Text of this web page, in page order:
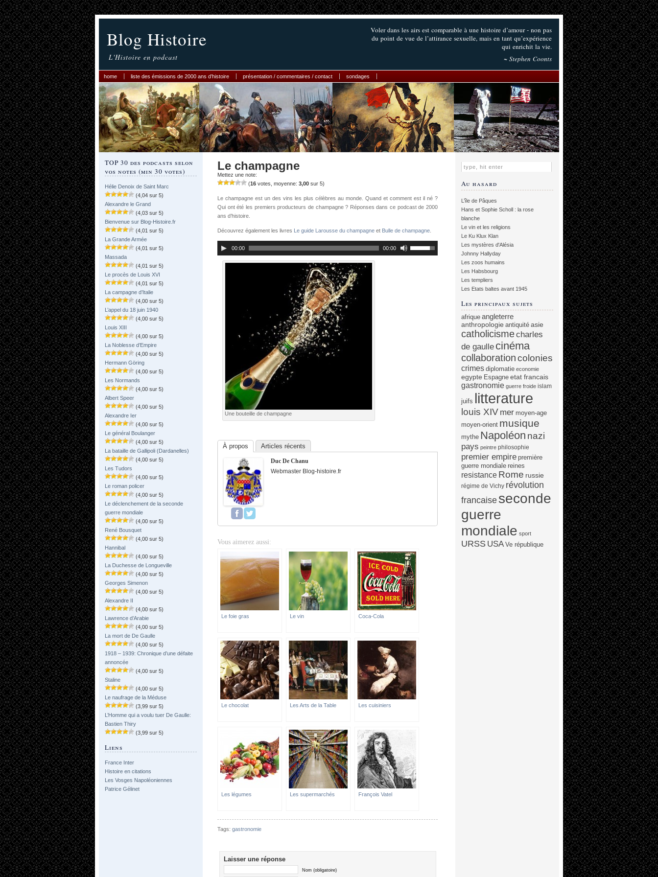
Blog Histoire
L'Histoire en podcast
Voler dans les airs est comparable à une histoire d’amour - non pas
du point de vue de l’attirance sexuelle, mais en tant qu’expérience
qui enrichit la vie.
~ Stephen Coonts
home liste des émissions de 2000 ans d’histoire présentation / commentaires / contact sondages
TOP 30 des podcasts selon
vos notes (min 30 votes)
Hélie Denoix de Saint Marc
(4,04 sur 5)
Alexandre le Grand
(4,03 sur 5)
Bienvenue sur Blog-Histoire.fr
(4,01 sur 5)
La Grande Armée
(4,01 sur 5)
Massada
(4,01 sur 5)
Le procès de Louis XVI
(4,01 sur 5)
La campagne d’Italie
(4,00 sur 5)
L’appel du 18 juin 1940
(4,00 sur 5)
Louis XIII
(4,00 sur 5)
La Noblesse d’Empire
(4,00 sur 5)
Hermann Göring
(4,00 sur 5)
Les Normands
(4,00 sur 5)
Albert Speer
(4,00 sur 5)
Alexandre Ier
(4,00 sur 5)
Le général Boulanger
(4,00 sur 5)
La bataille de Gallipoli (Dardanelles)
(4,00 sur 5)
Les Tudors
(4,00 sur 5)
Le roman policer
(4,00 sur 5)
Le déclenchement de la seconde
guerre mondiale
(4,00 sur 5)
René Bousquet
(4,00 sur 5)
Hannibal
(4,00 sur 5)
La Duchesse de Longueville
(4,00 sur 5)
Georges Simenon
(4,00 sur 5)
Alexandre II
(4,00 sur 5)
Lawrence d’Arabie
(4,00 sur 5)
La mort de De Gaulle
(4,00 sur 5)
1918 – 1939: Chronique d’une défaite
annoncée
(4,00 sur 5)
Staline
(4,00 sur 5)
Le naufrage de la Méduse
(3,99 sur 5)
L’Homme qui a voulu tuer De Gaulle:
Bastien Thiry
(3,99 sur 5)
Liens
France Inter
Histoire en citations
Les Vosges Napoléoniennes
Patrice Gélinet
Le champagne
Mettez une note:
(16 votes, moyenne: 3,00 sur 5)
Le champagne est un des vins les plus célèbres au monde. Quand et comment est il né ?
Qui ont été les premiers producteurs de champagne ? Réponses dans ce podcast de 2000
ans d’histoire.
Découvrez également les livres Le guide Larousse du champagne et Bulle de champagne
00:00 00:00
Une bouteille de champagne
À propos Articles récents
Duc De Chanu
Webmaster Blog-histoire.fr
Vous aimerez aussi:
Le foie gras Le vin Coca-Cola
Le chocolat Les Arts de la Table Les cuisiniers
Les légumes Les supermarchés François Vatel
Tags: gastronomie
Laisser une réponse
Nom (obligatoire)
Au hasard
L’île de Pâques
Hans et Sophie Scholl : la rose
blanche
Le vin et les religions
Le Ku Klux Klan
Les mystères d'Alésia
Johnny Hallyday
Les zoos humains
Les Habsbourg
Les templiers
Les Etats baltes avant 1945
Les principaux sujets
afrique angleterre
anthropologie antiquité asie
catholicismecharles
de gaulle cinéma
collaborationcolonies
crimes diplomatie economie
egypte Espagne etat francais
gastronomie guerre froide islam
juifs litterature
louis XIV mer moyen-age
moyen-orient musique
mythe Napoléon nazi
pays peintre philosophie
premier empire première
guerre mondiale reines
resistance Rome russie
régime de Vichy révolution
francaise seconde
guerre
mondiale sport
URSS USA Ve république